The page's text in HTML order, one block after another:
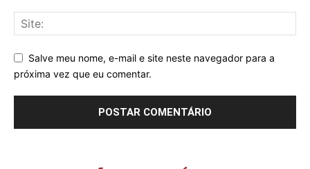
Salve meu nome, e-mail e site neste navegador para a
próxima vez que eu comentar.